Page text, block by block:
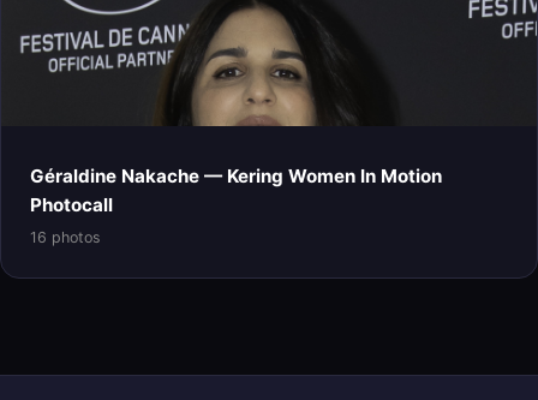
Géraldine Nakache — Kering Women In Motion
Photocall
16 photos